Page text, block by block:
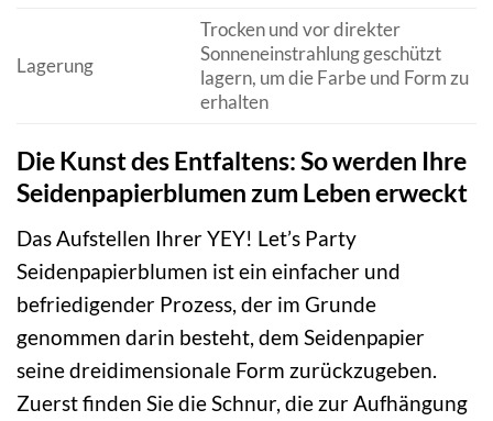
Lagerung
Trocken und vor direkter
Sonneneinstrahlung geschützt
lagern, um die Farbe und Form zu
erhalten
Die Kunst des Entfaltens: So werden Ihre
Seidenpapierblumen zum Leben erweckt
Das Aufstellen Ihrer YEY! Let’s Party
Seidenpapierblumen ist ein einfacher und
befriedigender Prozess, der im Grunde
genommen darin besteht, dem Seidenpapier
seine dreidimensionale Form zurückzugeben.
Zuerst finden Sie die Schnur, die zur Aufhängung